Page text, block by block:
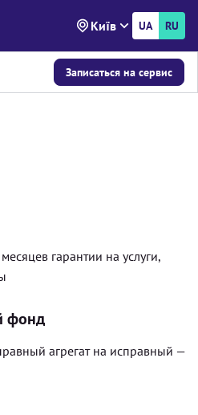
Київ UA RU
Записаться на сервис
гарантии на услуги,
фонд
агрегат на исправный —